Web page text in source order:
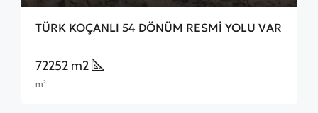
TÜRK KOÇANLI 54 DÖNÜM RESMİ YOLU VAR
72252 m2
m²